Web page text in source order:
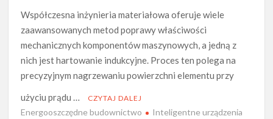
Współczesna inżynieria materiałowa oferuje wiele
zaawansowanych metod poprawy właściwości
mechanicznych komponentów maszynowych, a jedną z
nich jest hartowanie indukcyjne. Proces ten polega na
precyzyjnym nagrzewaniu powierzchni elementu przy
użyciu prądu …
CZYTAJ DALEJ
Energooszczędne budownictwo
Inteligentne urządzenia